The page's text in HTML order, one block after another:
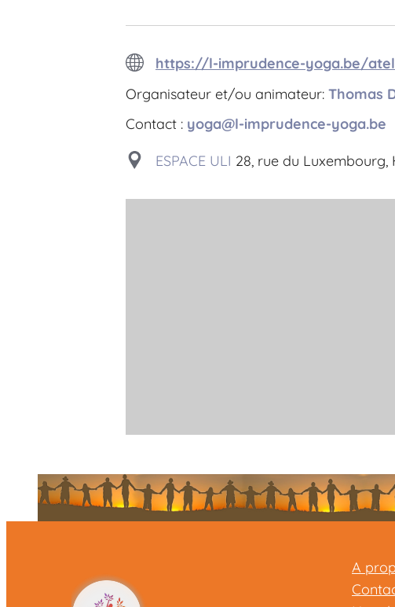
https://l-imprudence-yoga.be/
Organisateur et/ou animateur: Thomas
Contact : yoga@l-imprudence-yoga.be
ESPACE ULI 28, rue du
A